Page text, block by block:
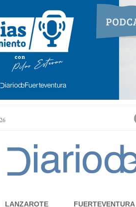
LANZAROTE FUERTEVENTURA